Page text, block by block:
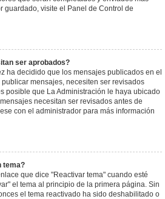
guardado, visite el Panel de Control de
ser aprobados?
ha decidido que los mensajes publicados en el
mensajes, necesiten ser revisados
posible que La Administración le haya ubicado
necesitan ser revisados antes de
con el administrador para más información
tema?
que dice "Reactivar tema" cuando esté
el tema al principio de la primera página. Sin
el tema reactivado ha sido deshabilitado o